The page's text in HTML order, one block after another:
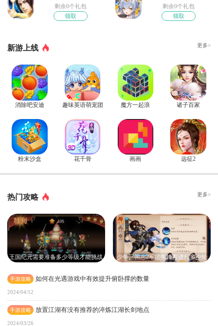
剩余0个礼包
领取
剩余0个礼包
领取
新游上线 更多>
消除吧安迪 趣味英语萌宠团 魔方一起浪 诸子百家
粉末沙盒 花千骨 画画 远征2
热门攻略 更多>
王国纪元需要准备多少等级才能挑战
少年三国志2军团争锋共进行多少轮
手游攻略 如何在光遇游戏中有效提升俯卧撑的数量
2024/04/12
手游攻略 放置江湖有没有推荐的淬炼江湖长剑地点
2024/03/26